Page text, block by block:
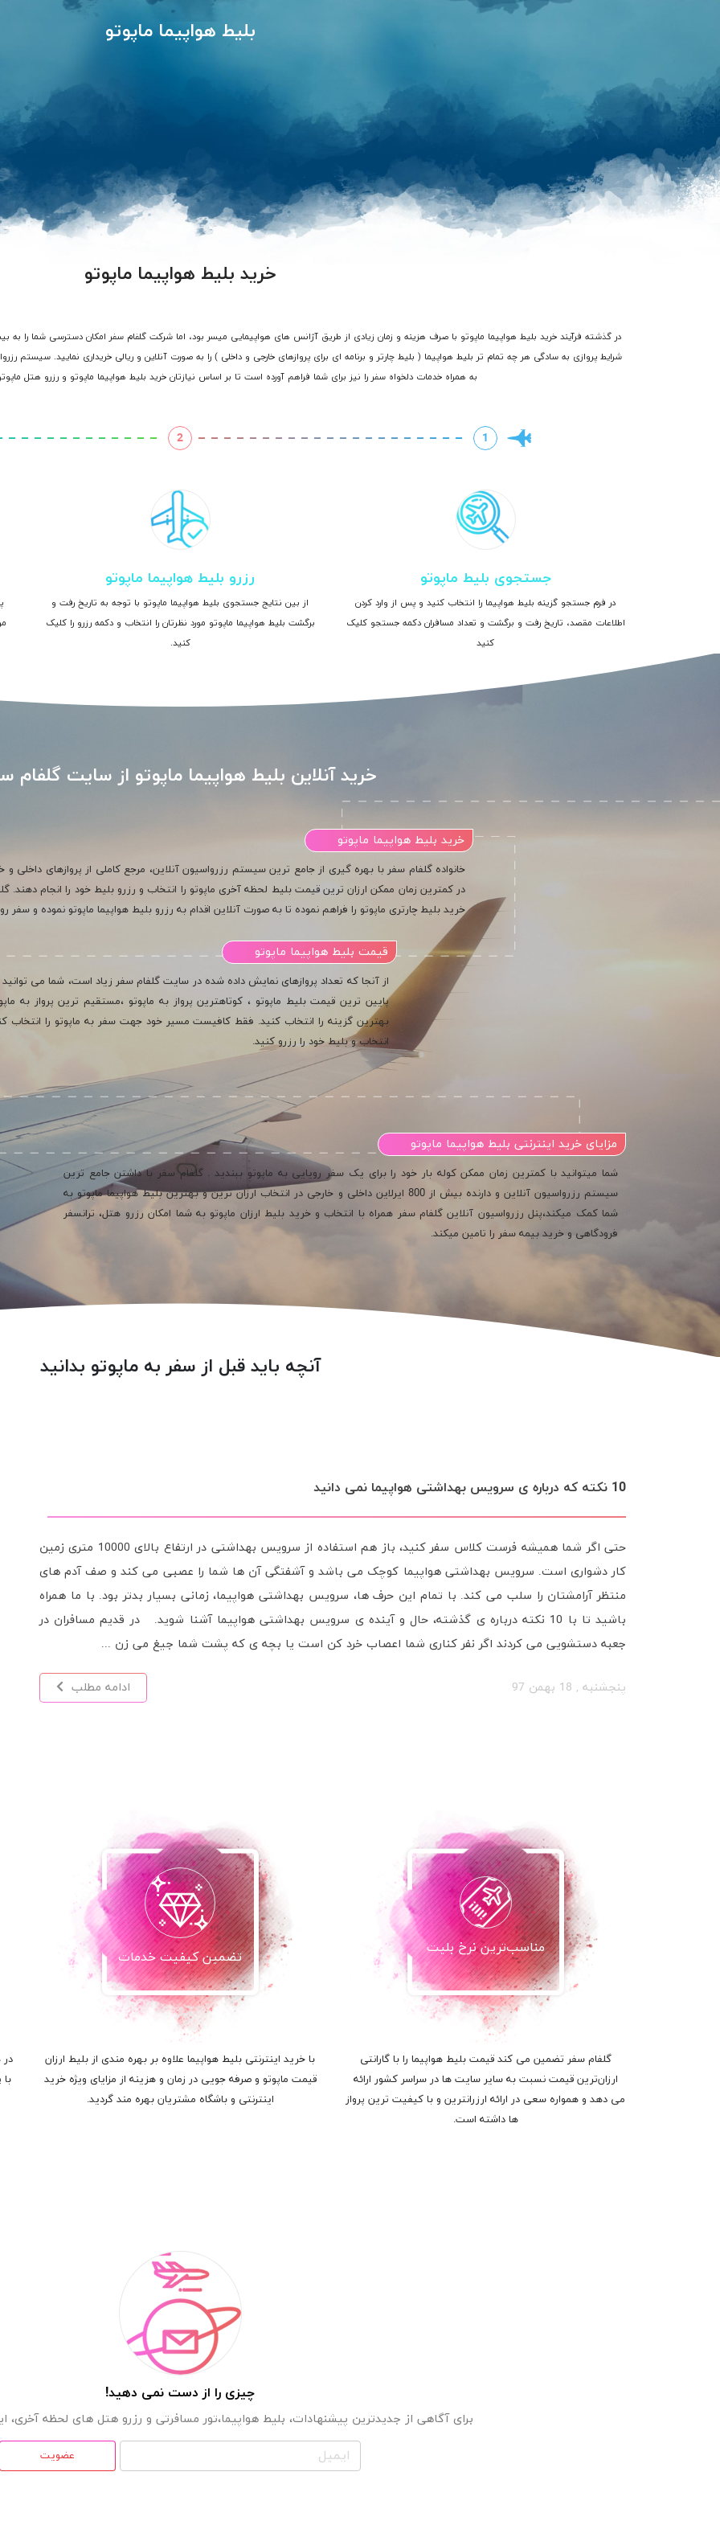
بلیط هواپیما ماپوتو
خرید بلیط هواپیما ماپوتو
شرایط پروازی به سادگی هر چه تمام تر بلیط هواپیما ( بلیط چارتر و برنامه ای برای پروازهای خارجی و داخلی ) را به صورت آنلاین و ریالی خریداری نمایید. سیستم
به همراه خدمات دلخواه سفر را نیز برای شما فراهم آورده است تا بر اساس نیازتان خرید بلیط هواپیما ماپوتو و رزرو هتل
1
2
جستجوی بلیط ماپوتو
در فرم جستجو گزینه بلیط هواپیما را انتخاب کنید و پس از وارد کردن
اطلاعات مقصد، تاریخ رفت و برگشت و تعداد مسافران دکمه جستجو کلیک
کنید
رزرو بلیط هواپیما ماپوتو
از بین نتایج جستجوی بلیط هواپیما ماپوتو با توجه به تاریخ رفت و
برگشت بلیط هواپیما ماپوتو مورد نظرتان را انتخاب و دکمه رزرو را کلیک
کنید.
خرید آنلاین بلیط هواپیما ماپوتو از سایت گلفام
خرید بلیط هواپیما ماپوتو
خانواده گلفام سفر با بهره گیری از جامع ترین سیستم رزرواسیون آنلاین، مرجع کاملی از پروازهای داخلی و
در کمترین زمان ممکن ارزان ترین قیمت بلیط لحظه آخری ماپوتو را انتخاب و رزرو بلیط خود را انجام دهند.
خرید بلیط چارتری ماپوتو را فراهم نموده تا به صورت آنلاین اقدام به رزرو بلیط هواپیما ماپوتو نموده و سفر
قیمت بلیط هواپیما ماپوتو
از آنجا که تعداد پروازهای نمایش داده شده در سایت گلفام سفر زیاد است، شما می
پایین ترین قیمت بلیط ماپوتو ، کوتاهترین پرواز به ماپوتو ،مستقیم ترین پرواز به
بهترین گزینه را انتخاب کنید. فقط کافیست مسیر خود جهت سفر به ماپوتو را انتخاب
انتخاب و بلیط خود را رزرو کنید.
مزایای خرید اینترنتی بلیط هواپیما ماپوتو
شما میتوانید با کمترین زمان ممکن کوله بار خود را برای یک سفر رویایی به ماپوتو ببندید . گلفام سفر با داشتن جامع ترین
سیستم رزرواسیون آنلاین و دارنده بیش از 800 ایرلاین داخلی و خارجی در انتخاب ارزان ترین و بهترین بلیط هواپیما ماپوتو به
شما کمک میکند،پنل رزرواسیون آنلاین گلفام سفر همراه با انتخاب و خرید بلیط ارزان ماپوتو به شما امکان رزرو هتل، ترانسفر
فرودگاهی و خرید بیمه سفر را تامین میکند.
آنچه باید قبل از سفر به ماپوتو بدانید
جِت لَگ چیست؟ و چگونه با آن مقابله کنیم؟
جت لگ (Jet lag) یا سندروم تغییر منطقه زمانی، در حالی که به طور مداوم میان چند منطقه زمانی متفاوت پرواز کنید
رخ می دهد. جت لگ حالتی فیزیکی می باشد که به علت اختلال ریتم شبانه روزی و یا ساعتِ بدن رخ می دهد. پرواز
زدگی در سفرهای به سمت شرق علائم بدتری از سفر به سمت غرب دارد. برای خرید بلیط هواپیما به سایت گلفام سفر
مراجعه بفرمایید. نکاتی در مورد جت لگ جت لگ می تواند باعث سردرد، بی خوابی و کج خلقی شود. ریتم شبانه روزی
وظیفه ­­ی تنظیم خواب و دیگر فعالیت های بدن را دارد. زمانی که ریتم شبانه روزی ...
پنجشنبه , 18 بهمن 97 ادامه مطلب
مناسب‌ترین نرخ بلیت
گلفام سفر تضمین می کند قیمت بلیط هواپیما را با گارانتی
ارزان‌ترین قیمت نسبت به سایر سایت ها در سراسر کشور ارائه
می دهد و همواره سعی در ارائه ارزرانترین و با کیفیت ترین پرواز
ها داشته است.
تضمین کیفیت خدمات
با خرید اینترنتی بلیط هواپیما علاوه بر بهره مندی از بلیط ارزان
قیمت ماپوتو و صرفه جویی در زمان و هزینه از مزایای ویژه خرید
اینترنتی و باشگاه مشتریان بهره مند گردید.
در
چیزی را از دست نمی دهید!
برای آگاهی از جدیدترین پیشنهادات، بلیط هواپیما،تور مسافرتی و رزرو هتل های لحظه آخری،
عضویت